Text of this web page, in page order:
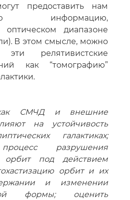
предоставить нам
информацию,
диапазоне
В этом смысле, можно
эти релятивистские
как “томографию”
СМЧД и внешние
на устойчивость
галактиках;
разрушения
орбит под действием
орбит и их
и изменении
формы; оценить